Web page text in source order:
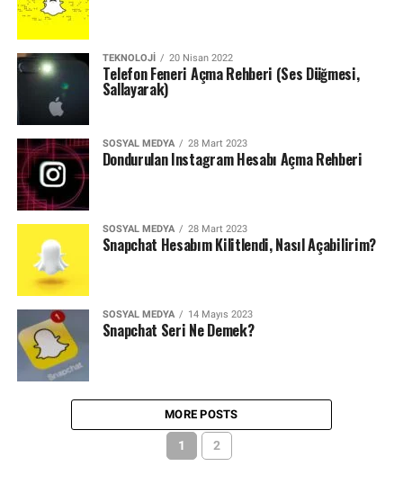
TEKNOLOJI 20 Nisan 2022
Telefon Feneri Açma Rehberi (Ses Düğmesi,
Sallayarak)
SOSYAL MEDYA 28 Mart 2023
Dondurulan Instagram Hesabı Açma Rehberi
SOSYAL MEDYA 28 Mart 2023
Snapchat Hesabım Kilitlendi, Nasıl Açabilirim?
SOSYAL MEDYA 14 Mayıs 2023
Snapchat Seri Ne Demek?
MORE POSTS
1 2